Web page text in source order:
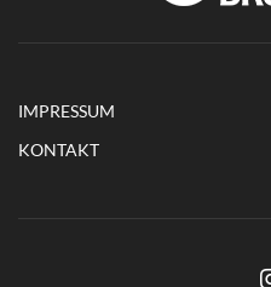
IMPRESSUM
KONTAKT